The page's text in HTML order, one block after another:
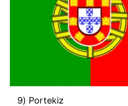
9) Portekiz